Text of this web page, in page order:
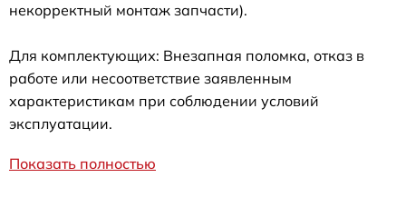
некорректный монтаж запчасти).
Для комплектующих: Внезапная поломка, отказ в
работе или несоответствие заявленным
характеристикам при соблюдении условий
эксплуатации.
Показать полностью